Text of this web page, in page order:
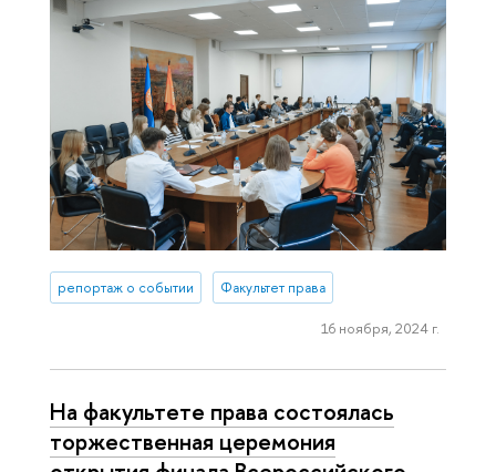
репортаж о событии Факультет права
16 ноября, 2024 г.
На факультете права состоялась
торжественная церемония